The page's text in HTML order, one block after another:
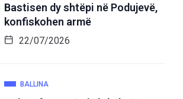
Bastisen dy shtëpi në Podujevë,
konfiskohen armë
22/07/2026
BALLINA